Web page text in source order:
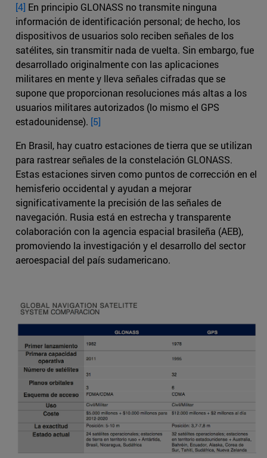
[4] En principio GLONASS no transmite ninguna
información de identificación personal; de hecho, los
dispositivos de usuarios solo reciben señales de los
satélites, sin transmitir nada de vuelta. Sin embargo, fue
desarrollado originalmente con las aplicaciones
militares en mente y lleva señales cifradas que se
supone que proporcionan resoluciones más altas a los
usuarios militares autorizados (lo mismo el GPS
estadounidense). [5]
En Brasil, hay cuatro estaciones de tierra que se utilizan
para rastrear señales de la constelación GLONASS.
Estas estaciones sirven como puntos de corrección en el
hemisferio occidental y ayudan a mejorar
significativamente la precisión de las señales de
navegación. Rusia está en estrecha y transparente
colaboración con la agencia espacial brasileña (AEB),
promoviendo la investigación y el desarrollo del sector
aeroespacial del país sudamericano.